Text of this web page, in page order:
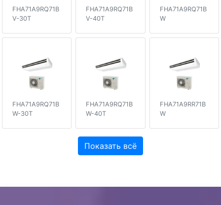
FHA71A9RQ71B
V-30T
FHA71A9RQ71B
V-40T
FHA71A9RQ71B
W
FHA71A9RQ71B
W-30T
FHA71A9RQ71B
W-40T
FHA71A9RR71B
W
Показать всё